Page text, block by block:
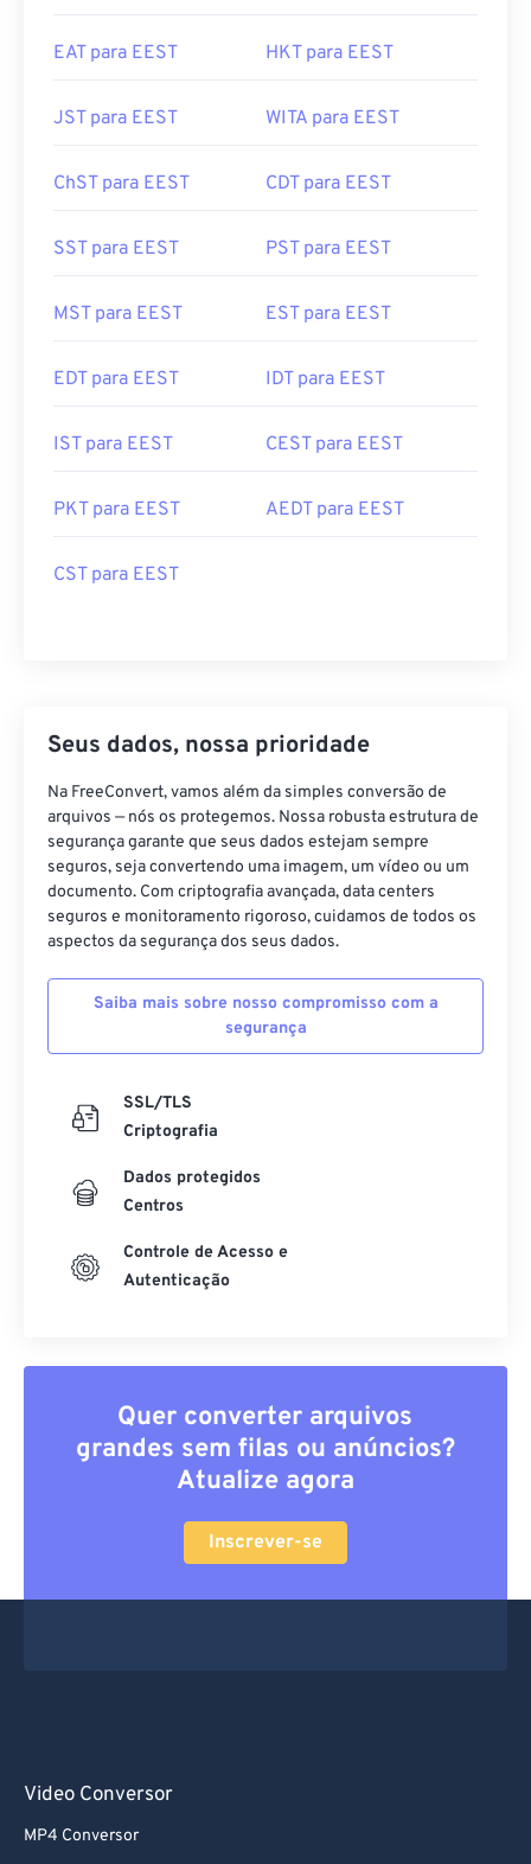
EAT para EEST HKT para EEST
JST para EEST WITA para EEST
ChST para EEST CDT para EEST
SST para EEST PST para EEST
MST para EEST EST para EEST
EDT para EEST IDT para EEST
IST para EEST CEST para EEST
PKT para EEST AEDT para EEST
CST para EEST
Seus dados, nossa prioridade
Na FreeConvert, vamos além da simples conversão de
arquivos — nós os protegemos. Nossa robusta estrutura de
segurança garante que seus dados estejam sempre
seguros, seja convertendo uma imagem, um vídeo ou um
documento. Com criptografia avançada, data centers
seguros e monitoramento rigoroso, cuidamos de todos os
aspectos da segurança dos seus dados.
Saiba mais sobre nosso compromisso com a
segurança
SSL/TLS
Criptografia
Dados protegidos
Centros
Controle de Acesso e
Autenticação
Quer converter arquivos
grandes sem filas ou anúncios?
Atualize agora
Inscrever-se
Video Conversor
MP4 Conversor